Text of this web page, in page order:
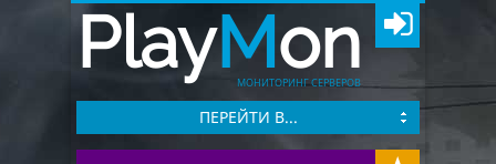
PlayMon
МОНИТОРИНГ СЕРВЕРОВ
ПЕРЕЙТИ В...